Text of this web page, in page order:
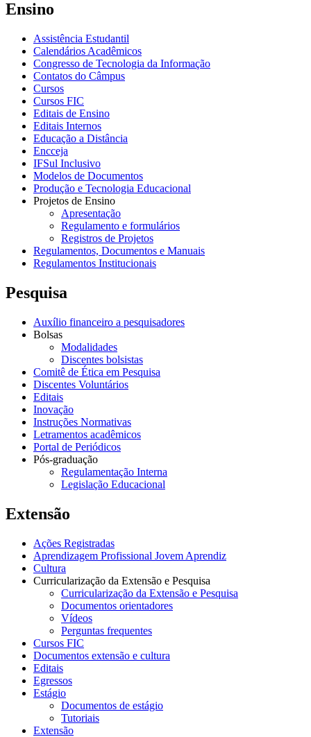
Ensino
Assistência Estudantil
Calendários Acadêmicos
Congresso de Tecnologia da Informação
Contatos do Câmpus
Cursos
Cursos FIC
Editais de Ensino
Editais Internos
Educação a Distância
Encceja
IFSul Inclusivo
Modelos de Documentos
Produção e Tecnologia Educacional
Projetos de Ensino
Apresentação
Regulamento e formulários
Registros de Projetos
Regulamentos, Documentos e Manuais
Regulamentos Institucionais
Pesquisa
Auxílio financeiro a pesquisadores
Bolsas
Modalidades
Discentes bolsistas
Comitê de Ética em Pesquisa
Discentes Voluntários
Editais
Inovação
Instruções Normativas
Letramentos acadêmicos
Portal de Periódicos
Pós-graduação
Regulamentação Interna
Legislação Educacional
Extensão
Ações Registradas
Aprendizagem Profissional Jovem Aprendiz
Cultura
Curricularização da Extensão e Pesquisa
Curricularização da Extensão e Pesquisa
Documentos orientadores
Vídeos
Perguntas frequentes
Cursos FIC
Documentos extensão e cultura
Editais
Egressos
Estágio
Documentos de estágio
Tutoriais
Extensão